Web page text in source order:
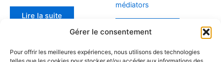
Gérer le consentement
Pour offrir les meilleures expériences, nous utilisons des technologies
Lire la suite
médiators
Lire la suite